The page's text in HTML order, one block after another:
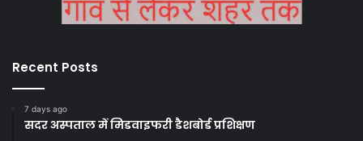
Recent Posts
7 days ago
सदर अस्पताल में मिडवाइफरी डैशबोर्ड प्रशिक्षण